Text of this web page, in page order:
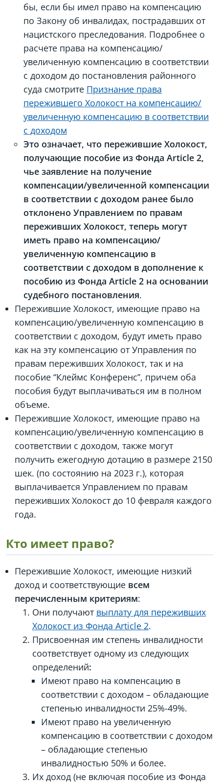
бы, если бы имел право на компенсацию
по Закону об инвалидах, пострадавших от
нацистского преследования. Подробнее о
расчете права на компенсацию/
увеличенную компенсацию в соответствии
с доходом до постановления районного
суда смотрите Признание права
пережившего Холокост на компенсацию/
увеличенную компенсацию в соответствии
с доходом
Это означает, что пережившие Холокост,
получающие пособие из Фонда Article 2,
чье заявление на получение
компенсации/увеличенной компенсации
в соответствии с доходом ранее было
отклонено Управлением по правам
переживших Холокост, теперь могут
иметь право на компенсацию/
увеличенную компенсацию в
соответствии с доходом в дополнение к
пособию из Фонда Article 2 на основании
судебного постановления.
Пережившие Холокост, имеющие право на
компенсацию/увеличенную компенсацию в
соответствии с доходом, будут иметь право
как на эту компенсацию от Управления по
правам переживших Холокост, так и на
пособие “Клеймс Конференс”, причем оба
пособия будут выплачиваться им в полном
объеме.
Пережившие Холокост, имеющие право на
компенсацию/увеличенную компенсацию в
соответствии с доходом, также могут
получить ежегодную дотацию в размере 2150
шек. (по состоянию на 2023 г.), которая
выплачивается Управлением по правам
переживших Холокост до 10 февраля каждого
года.
Кто имеет право?
Пережившие Холокост, имеющие низкий
доход и соответствующие всем
перечисленным критериям:
Они получают выплату для переживших
Холокост из Фонда Article 2.
Присвоенная им степень инвалидности
соответствует одному из следующих
определений:
Имеют право на компенсацию в
соответствии с доходом – обладающие
степенью инвалидности 25%-49%.
Имеют право на увеличенную
компенсацию в соответствии с доходом
– обладающие степенью
инвалидностью 50% и более.
Их доход (не включая пособие из Фонда